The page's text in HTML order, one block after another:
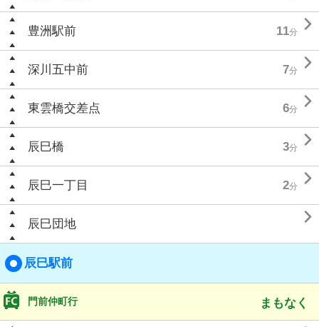
豊洲駅前 11分 
深川五中前 7分 
東雲橋交差点 6分 
辰巳橋 3分 
辰巳一丁目 2分 
辰巳団地 
辰巳駅前
門前仲町行 まもなく